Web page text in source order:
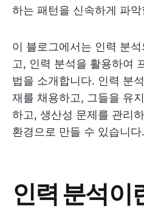
하는 패턴을 신속하게 파
이 블로그에서는 인력 분
고, 인력 분석을 활용하여
법을 소개합니다. 인력 분
재를 채용하고, 그들을 유
하고, 생산성 문제를 관리
환경으로 만들 수 있습니다.
인력 분석이